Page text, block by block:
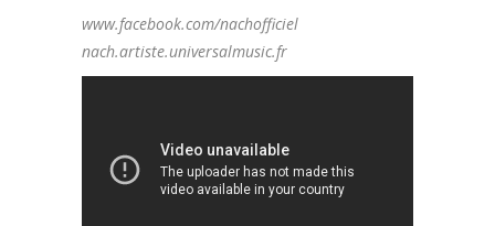
www.facebook.com/nachofficiel
nach.artiste.universalmusic.fr